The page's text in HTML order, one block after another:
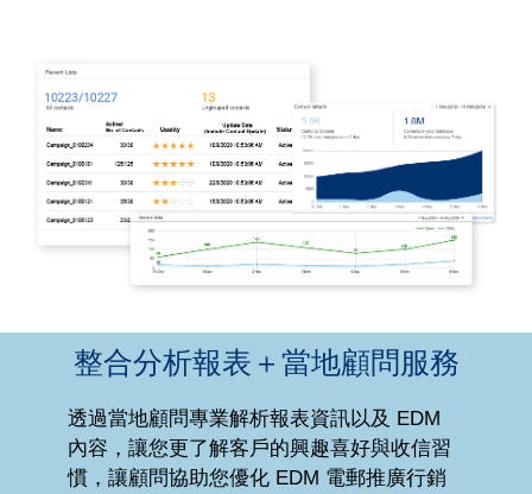
整合分析報表＋當地顧問服務
透過當地顧問專業解析報表資訊以及 EDM
內容，讓您更了解客戶的興趣喜好與收信習
慣，讓顧問協助您優化 EDM 電郵推廣行銷